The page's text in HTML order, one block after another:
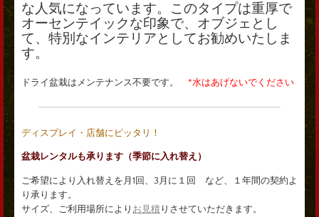
な人気になっています。このタイプは重厚で
オーセンテイックな印象で、オブジェとし
て、特別なインテリアとしてお勧めいたしま
す。
ドライ盆栽はメンテナンス不要です。 *水はあげないでください
ディスプレイ・店舗にピッタリ！
盆栽レンタルも承ります（季節に入れ替え）
ご希望により入れ替えを月1回、3月に１回 など、１年間の契約よ
り承ります。
サイズ、ご利用場所により お見積りさせていただきます。